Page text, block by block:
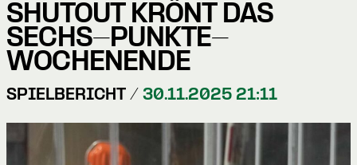
SHUTOUT KRÖNT DAS
SECHS-PUNKTE-
WOCHENENDE
SPIELBERICHT / 30.11.2025 21:11